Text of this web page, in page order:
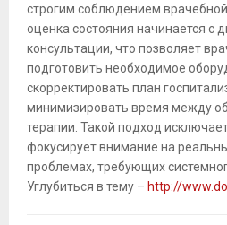
строгим соблюдением
оценка состояния начинается с
консультации, что позволяет
подготовить необходимое
скорректировать план
минимизировать время между
терапии. Такой подход
фокусирует внимание на
проблемах, требующих
Углубиться в тему – http://